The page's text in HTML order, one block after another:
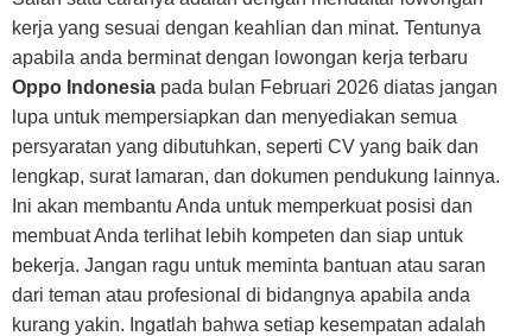
kerja yang sesuai dengan keahlian dan minat. Tentunya
apabila anda berminat dengan lowongan kerja terbaru
Oppo Indonesia pada bulan Februari 2026 diatas jangan
lupa untuk mempersiapkan dan menyediakan semua
persyaratan yang dibutuhkan, seperti CV yang baik dan
lengkap, surat lamaran, dan dokumen pendukung lainnya.
Ini akan membantu Anda untuk memperkuat posisi dan
membuat Anda terlihat lebih kompeten dan siap untuk
bekerja. Jangan ragu untuk meminta bantuan atau saran
dari teman atau profesional di bidangnya apabila anda
kurang yakin. Ingatlah bahwa setiap kesempatan adalah